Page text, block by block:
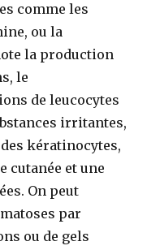
comme les
ou la
la production
le
de leucocytes
irritantes,
kératinocytes,
cutanée et une
On peut
par
ou de gels